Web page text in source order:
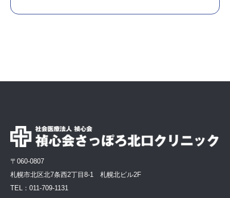
〒060-0807
札幌市北区北7条西2丁目8-1 札幌北ビル2F
TEL： 011-709-1131